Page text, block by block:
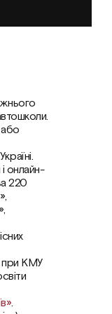
онлайн-
220
при КМУ
.